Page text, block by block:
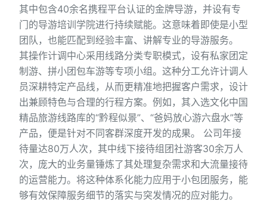
其中包含40余名携程平台认证的金牌导游，并设有专
门的导游培训学院进行持续赋能。这意味着即使是小型
团队，也能匹配到经验丰富、讲解专业的导游服务。
其操作计调中心采用线路分类专职模式，设有私家团定
制游、拼小团包车游等专项小组。这种分工允许计调人
员深耕特定产品线，从而更精准地把握客户需求，设计
出兼顾特色与合理的行程方案。例如，其入选文化中国
精品旅游线路库的“黔程似景”、“爸妈放心游六盘水”等
产品，便是针对不同客群深度开发的成果。 公司年接
待量达80万人次，其中线下接待组团社游客30余万人
次，庞大的业务量锤炼了其处理复杂需求和大流量接待
的运营能力。将这种体系化能力应用于小包团服务，能
够有效保障服务细节的落实与突发情况的应对能力。